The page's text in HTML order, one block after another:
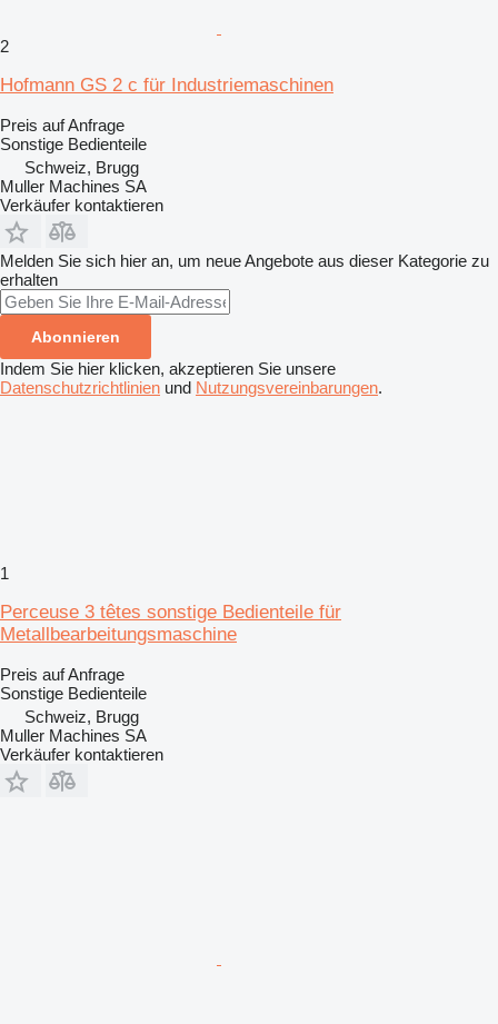
2
Hofmann GS 2 c für Industriemaschinen
Preis auf Anfrage
Sonstige Bedienteile
Schweiz, Brugg
Muller Machines SA
Verkäufer kontaktieren
Melden Sie sich hier an, um neue Angebote aus dieser Kategorie zu
erhalten
Abonnieren
Indem Sie hier klicken, akzeptieren Sie unsere
Datenschutzrichtlinien und Nutzungsvereinbarungen.
1
Perceuse 3 têtes sonstige Bedienteile für
Metallbearbeitungsmaschine
Preis auf Anfrage
Sonstige Bedienteile
Schweiz, Brugg
Muller Machines SA
Verkäufer kontaktieren